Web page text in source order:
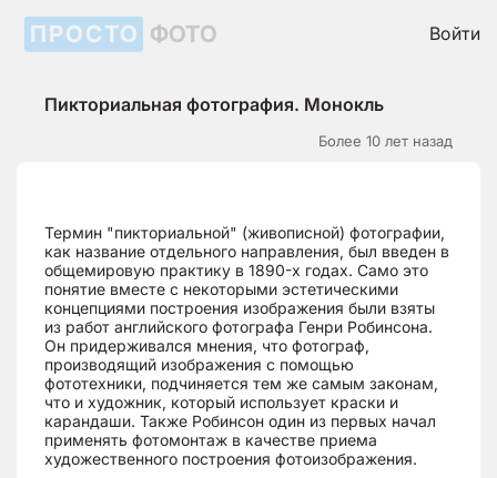
ПРОСТО ФОТО Войти
Пикториальная фотография. Монокль
Более 10 лет назад
Термин "пикториальной" (живописной) фотографии,
как название отдельного направления, был введен в
общемировую практику в 1890-х годах. Само это
понятие вместе с некоторыми эстетическими
концепциями построения изображения были взяты
из работ английского фотографа Генри Робинсона.
Он придерживался мнения, что фотограф,
производящий изображения с помощью
фототехники, подчиняется тем же самым законам,
что и художник, который использует краски и
карандаши. Также Робинсон один из первых начал
применять фотомонтаж в качестве приема
художественного построения фотоизображения.